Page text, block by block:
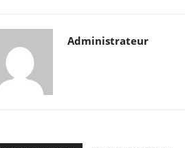
Administrateur